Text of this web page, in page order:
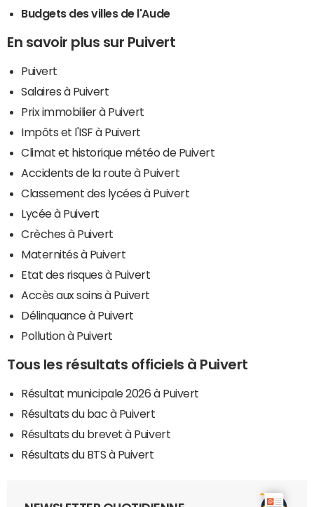
Budgets des villes de l'Aude
En savoir plus sur Puivert
Puivert
Salaires à Puivert
Prix immobilier à Puivert
Impôts et l'ISF à Puivert
Climat et historique météo de Puivert
Accidents de la route à Puivert
Classement des lycées à Puivert
Lycée à Puivert
Crèches à Puivert
Maternités à Puivert
Etat des risques à Puivert
Accès aux soins à Puivert
Délinquance à Puivert
Pollution à Puivert
Tous les résultats officiels à Puivert
Résultat municipale 2026 à Puivert
Résultats du bac à Puivert
Résultats du brevet à Puivert
Résultats du BTS à Puivert